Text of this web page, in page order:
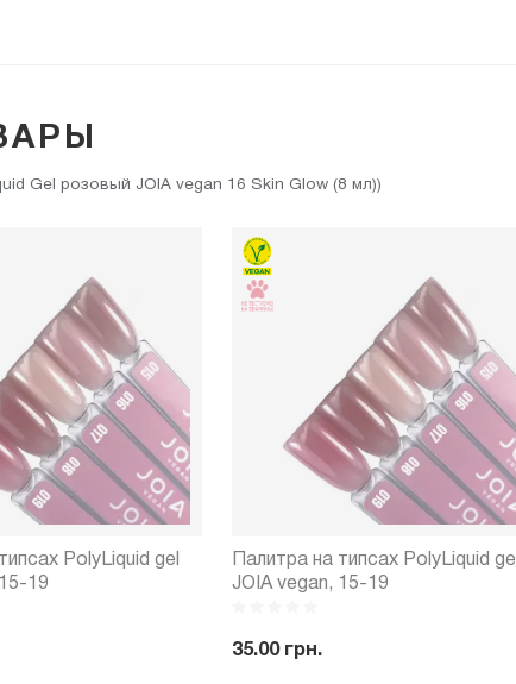
Gel розовый JOIA vegan 16 Skin Glow (8 мл))
PolyLiquid gel
19
Палитра на типсах PolyLiquid gel
JOIA vegan, 15-19
35.00 грн.